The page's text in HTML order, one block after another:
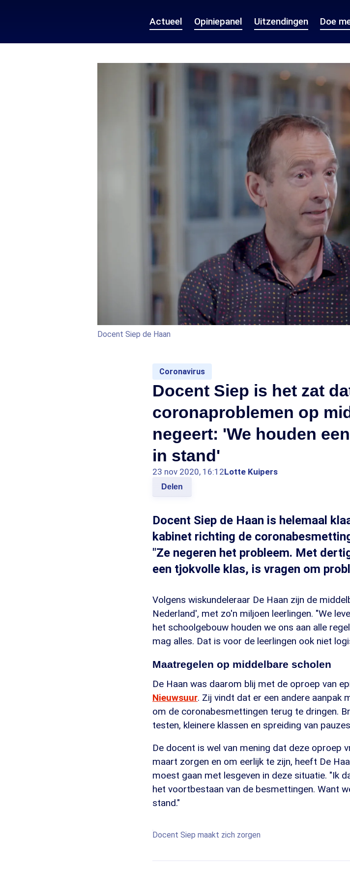
Actueel Opiniepanel Uitzendingen Doe
Docent Siep de Haan
Coronavirus
Docent Siep is het zat
coronaproblemen op
negeert: 'We houden
in stand'
23 nov 2020, 16:12Lotte Kuipers
Delen
Docent Siep de Haan is helemaal
kabinet richting de
"Ze negeren het probleem. Met
een tjokvolle klas, is vragen om
Volgens wiskundeleraar De Haan zijn de
Nederland', met zo'n miljoen leerlingen. "We
het schoolgebouw houden we ons aan alle
mag alles. Dat is voor de leerlingen ook niet
Maatregelen op middelbare scholen
De Haan was daarom blij met de oproep van
Nieuwsuur. Zij vindt dat er een andere aanpak
om de coronabesmettingen terug te dringen.
testen, kleinere klassen en spreiding van
De docent is wel van mening dat deze oproep
maart zorgen en om eerlijk te zijn, heeft De
moest gaan met lesgeven in deze situatie. "Ik
het voortbestaan van de besmettingen. Want
stand."
Docent Siep maakt zich zorgen